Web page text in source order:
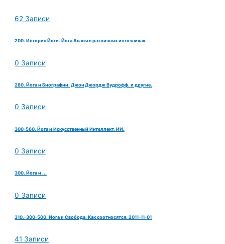
62 Записи
200. История Йоги. Йога Асаны в различных источниках.
0 Записи
280. Йога и Биографии. Джон Джордж Вудрофф. и другие.
0 Записи
300-560. Йога и Искусственный Интеллект. ИИ.
0 Записи
300. Йога и ...
0 Записи
310.-300-500. Йога и Свобода. Как соотносятся. 2011-11-01
41 Записи